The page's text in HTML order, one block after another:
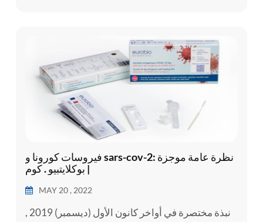
فيروسات كورونا و sars-cov-2: نظرة عامة موجزة
| بوكلايتبيو . كوم
MAY 20 , 2022
نبذة مختصرة في أواخر كانون الأول (ديسمبر) 2019 ,